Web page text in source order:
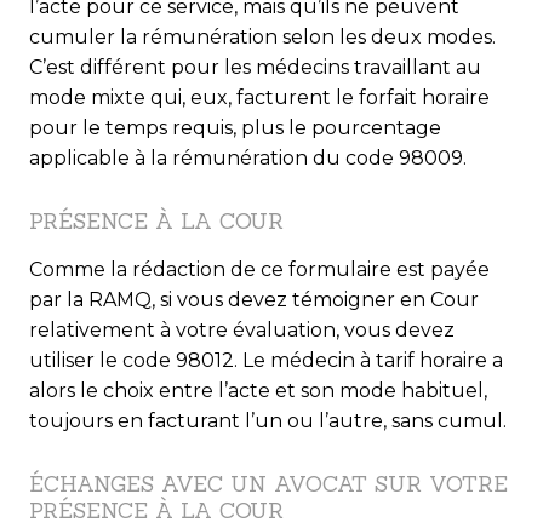
l’acte pour ce service, mais qu’ils ne peuvent
cumuler la rémunération selon les deux modes.
C’est différent pour les médecins travaillant au
mode mixte qui, eux, facturent le forfait horaire
pour le temps requis, plus le pourcentage
applicable à la rémunération du code 98009.
PRÉSENCE À LA COUR
Comme la rédaction de ce formulaire est payée
par la RAMQ, si vous devez témoigner en Cour
relativement à votre évaluation, vous devez
utiliser le code 98012. Le médecin à tarif horaire a
alors le choix entre l’acte et son mode habituel,
toujours en facturant l’un ou l’autre, sans cumul.
ÉCHANGES AVEC UN AVOCAT SUR VOTRE
PRÉSENCE À LA COUR